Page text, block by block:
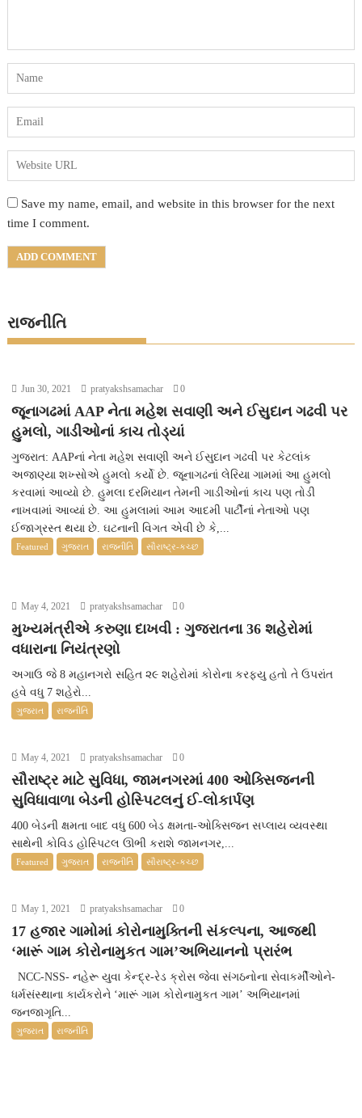
Save my name, email, and website in this browser for the next
time I comment.
રાજનીતિ
Jun 30, 2021 pratyakshsamachar 0
જૂનાગઢમાં AAP નેતા મહેશ સવાણી અને ઈસુદાન ગઢવી પર
હુમલો, ગાડીઓનાં કાચ તોડ્યાં
ગુજરાત: AAPનાં નેતા મહેશ સવાણી અને ઈસુદાન ગઢવી પર કેટલાંક
અજાણ્યા શખ્સોએ હુમલો કર્યો છે. જૂનાગઢનાં લેરિયા ગામમાં આ હુમલો
કરવામાં આવ્યો છે. હુમલા દરમિયાન તેમની ગાડીઓનાં કાચ પણ તોડી
નાખવામાં આવ્યાં છે. આ હુમલામાં આમ આદમી પાર્ટીનાં નેતાઓ પણ
ઈજાગ્રસ્ત થયા છે. ઘટનાની વિગત એવી છે કે,...
Featured ગુજરાત રાજનીતિ સૌરાષ્ટ્ર-કચ્છ
May 4, 2021 pratyakshsamachar 0
મુખ્યમંત્રીએ કરુણા દાખવી : ગુજરાતના 36 શહેરોમાં
વધારાના નિયંત્રણો
અગાઉ જે 8 મહાનગરો સહિત ૨૯ શહેરોમાં કોરોના કરફ્યુ હતો તે ઉપરાંત
હવે વધુ 7 શહેરો...
ગુજરાત રાજનીતિ
May 4, 2021 pratyakshsamachar 0
સૌરાષ્ટ્ર માટે સુવિધા, જામનગરમાં 400 ઓક્સિજનની
સુવિધાવાળા બેડની હોસ્પિટલનું ઈ-લોકાર્પણ
400 બેડની ક્ષમતા બાદ વધુ 600 બેડ ક્ષમતા-ઓક્સિજન સપ્લાય વ્યવસ્થા
સાથેની કોવિડ હોસ્પિટલ ઊભી કરાશે જામનગર,...
Featured ગુજરાત રાજનીતિ સૌરાષ્ટ્ર-કચ્છ
May 1, 2021 pratyakshsamachar 0
17 હજાર ગામોમાં કોરોનામુક્તિની સંકલ્પના, આજથી
‘મારૂં ગામ કોરોનામુકત ગામ’અભિયાનનો પ્રારંભ
NCC-NSS- નહેરૂ યુવા કેન્દ્ર-રેડ ક્રોસ જેવા સંગઠનોના સેવાકર્મીઓને-
ધર્મસંસ્થાના કાર્યકરોને ‘મારૂં ગામ કોરોનામુકત ગામ’ અભિયાનમાં
જનજાગૃતિ...
ગુજરાત રાજનીતિ